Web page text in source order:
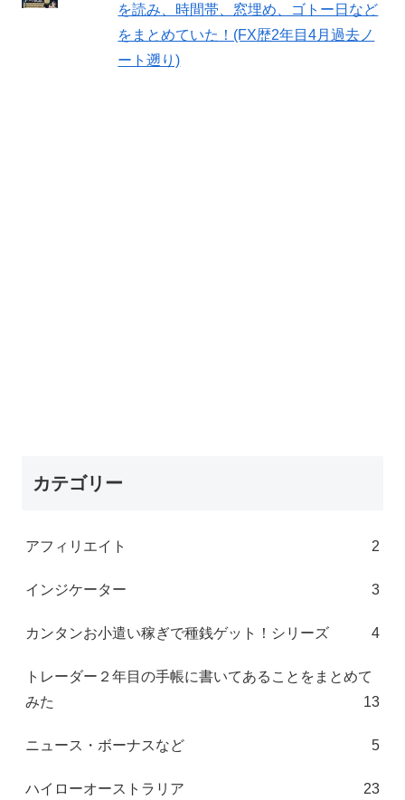
を読み、時間帯、窓埋め、ゴトー日など
をまとめていた！(FX歴2年目4月過去ノ
ート遡り)
カテゴリー
アフィリエイト 2
インジケーター 3
カンタンお小遣い稼ぎで種銭ゲット！シリーズ 4
トレーダー２年目の手帳に書いてあることをまとめて
みた
13
ニュース・ボーナスなど 5
ハイローオーストラリア 23